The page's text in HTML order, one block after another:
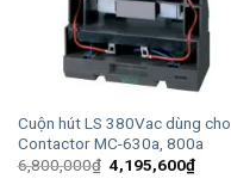
Cuộn hút LS 380Vac dùng cho
Contactor MC-630a, 800a
6,800,000₫ Giá
gốc
4,195,600₫Giá
hiện